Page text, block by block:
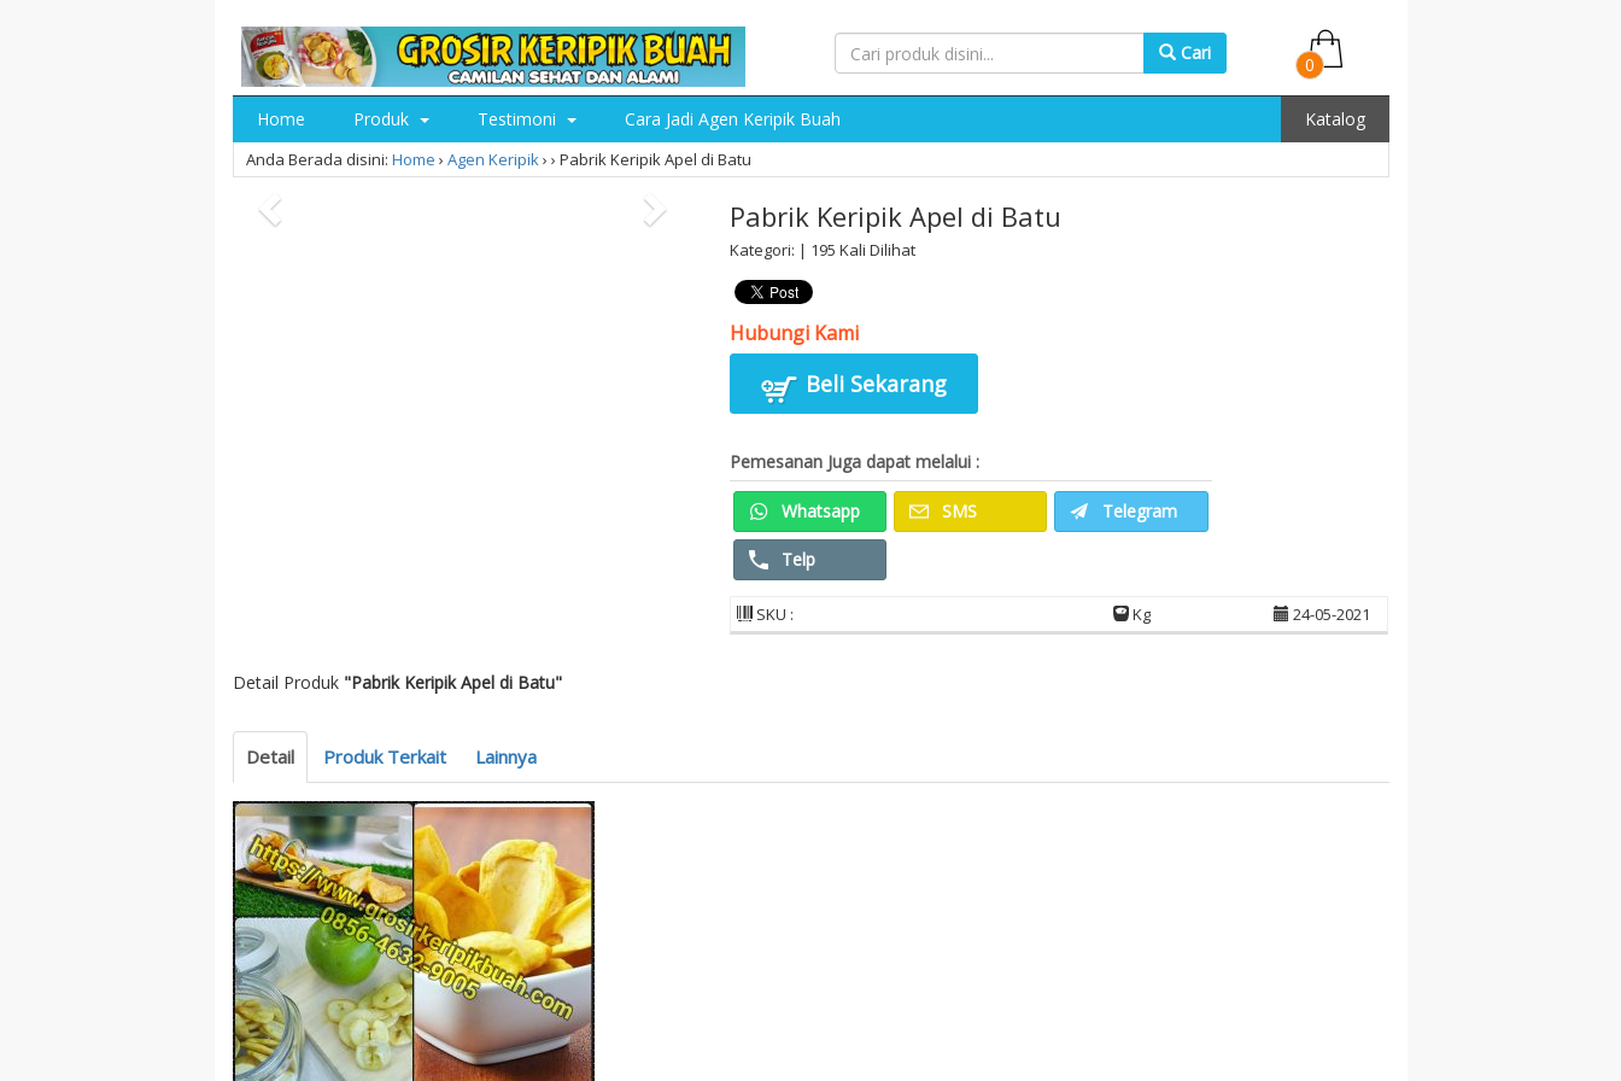
Cari
0
Home Produk Testimoni Cara Jadi Agen Keripik Buah Katalog
Anda Berada disini: Home › Agen Keripik› › Pabrik Keripik Apel di Batu
Pabrik Keripik Apel di Batu
Kategori: | 195 Kali Dilihat
Hubungi Kami
Beli Sekarang
Pemesanan Juga dapat melalui :
Whatsapp SMS Telegram
Telp
SKU : Kg 24-05-2021
Detail Produk "Pabrik Keripik Apel di Batu"
Detail Produk Terkait Lainnya